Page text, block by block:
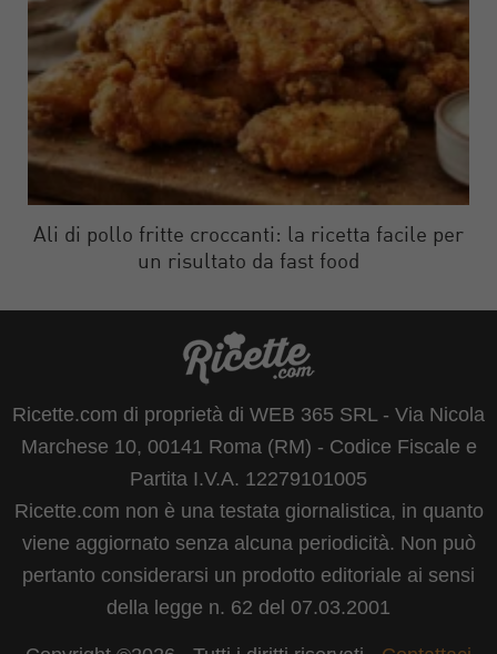
Ali di pollo fritte croccanti: la ricetta facile per
un risultato da fast food
Ricette.com di proprietà di WEB 365 SRL - Via Nicola
Marchese 10, 00141 Roma (RM) - Codice Fiscale e
Partita I.V.A. 12279101005
Ricette.com non è una testata giornalistica, in quanto
viene aggiornato senza alcuna periodicità. Non può
pertanto considerarsi un prodotto editoriale ai sensi
della legge n. 62 del 07.03.2001